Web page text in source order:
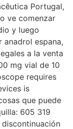
Portugal,
ve comenzar
y luego
anadrol espana,
a la venta
mg vial de 10
requires
is
que puede
605 319